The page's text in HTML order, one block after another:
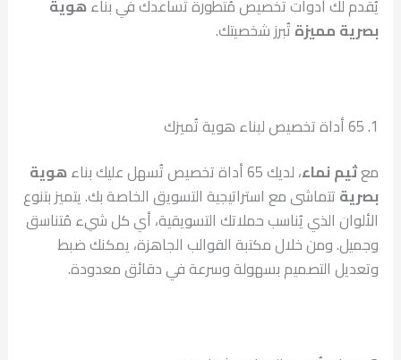
يُقدم لك أدوات تخصيص مُتطورة تُساعدك في بناءهوية
بصرية مميزة تُبرز شخصيتك.
1. 65 أداة تخصيص لبناء هوية تُميزك
معثيم نماء، لديك 65 أداة تخصيص تُسهل عليك بناء
هوية
بصرية تتماشى مع استراتيجية التسويق الخاصة بك. يتميز بتنوع
الألوان الذي يُناسب حملاتك التسويقية، أي كل شيء مُتناسق
وجميل. ومن خلال مكتبة القوالب الجاهزة، يمكنك ضبط
وتعديل التصميم بسهولة وسرعة في دقائق معدودة.